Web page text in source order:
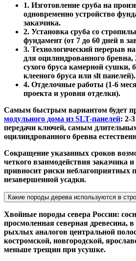
1. Изготовление сруба на
одновременно устройство
заказчика.
2. Установка сруба со
фундамент (от 7 до 60 дней в
3. Технологический перерыв
для оцилиндрованного
сухого бруса камерной сушки,
клееного бруса или slt панелей).
4. Отделочные работы (1-6
проекта и уровня отделки).
Самым быстрым вариантом будет
модульного дома из SLT-панелей: 2-
передачи ключей, самым
оцилиндрованного бревна
Сокращение указанных сроков
четкого взаимодействия заказчика
привносит риски неблагоприятных
незавершенной усадки.
Какие породы дерева используются в
Хвойные породы севера России:
просмоленная северная древесина, в
рыхлых аналогов центральной
костромской, новгородской,
меньше трещин при усушке.